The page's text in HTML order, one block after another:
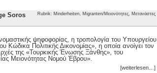
Rubrik: Minderheiten, Migranten/Μειονότητες, Μετανάστες
Soros
ψηφοφορίας, η τροπολογία του Υπουργείου
Πολιτικής Δικονομίας», η οποία ανοίγει τον
της «Τουρκικής Ένωσης Ξάνθης», του
Μειονότητας Νομού Έβρου».
[weiterlesen…]